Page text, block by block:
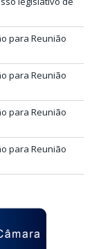
para Reunião
para Reunião
para Reunião
para Reunião